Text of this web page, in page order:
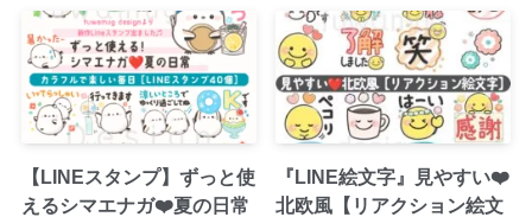
【LINEスタンプ】ずっと使
えるシマエナガ❤️夏の日常
『LINE絵文字』見やすい❤️
北欧風【リアクション絵文